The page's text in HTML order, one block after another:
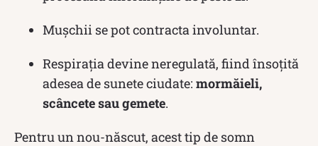
Mușchii se pot contracta involuntar.
Respirația devine neregulată, fiind însoțită
adesea de sunete ciudate: mormăieli,
scâncete sau gemete.
Pentru un nou-născut, acest tip de somn